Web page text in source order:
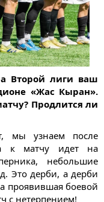
Второй лиги ваш
«Жас Кыран».
Продлится ли
мы узнаем после
к матчу идет на
небольшие
Это дерби, а дерби
проявившая боевой
с нетерпением!